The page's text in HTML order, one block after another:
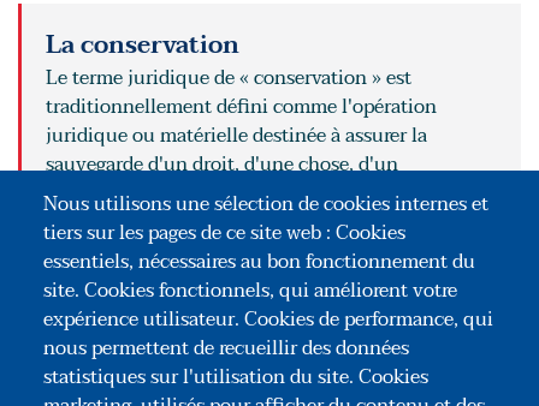
La conservation
Le terme juridique de « conservation » est
traditionnellement défini comme l'opération
juridique ou matérielle destinée à assurer la
sauvegarde d'un droit, d'une chose, d'un
patrimoine G. Cornu,Vocabulaire juridique, PUF,
coll. « Quadrige », 13eéd., 2020, VoConservation,
p. 241. … Il est parfois plus spécialement synonyme
d'archivage, de mise en dépôt, d'une pièce, d'un
document.
LIRE
Nous utilisons une sélection de cookies internes et
tiers sur les pages de ce site web : Cookies
essentiels, nécessaires au bon fonctionnement du
site. Cookies fonctionnels, qui améliorent votre
expérience utilisateur. Cookies de performance, qui
nous permettent de recueillir des données
statistiques sur l'utilisation du site. Cookies